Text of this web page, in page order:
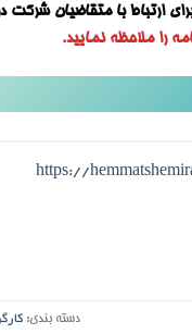
ارتباط با متقاضیان شرکت
را ملاحظه نمایید.
https://
دسته بندی: